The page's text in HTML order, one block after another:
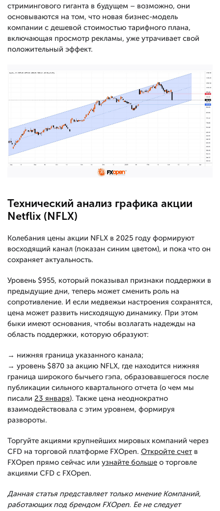
стримингового гиганта в будущем – возможно, они
основываются на том, что новая бизнес-модель
компании с дешевой стоимостью тарифного плана,
включающая просмотр рекламы, уже утрачивает свой
положительный эффект.
Технический анализ графика акции
Netflix (NFLX)
Колебания цены акции NFLX в 2025 году формируют
восходящий канал (показан синим цветом), и пока что он
сохраняет актуальность.
Уровень $955, который показывал признаки поддержки в
предыдущие дни, теперь может сменить роль на
сопротивление. И если медвежьи настроения сохранятся,
цена может развить нисходящую динамику. При этом
быки имеют основания, чтобы возлагать надежды на
область поддержки, которую образуют:
→ нижняя граница указанного канала;
→ уровень $870 за акцию NFLX, где находится нижняя
граница широкого бычьего гэпа, образовавшегося после
публикации сильного квартального отчета (о чем мы
писали 23 января). Также цена неоднократно
взаимодействовала с этим уровнем, формируя
развороты.
Торгуйте акциями крупнейших мировых компаний через
CFD на торговой платформе FXOpen. Откройте счет в
FXOpen прямо сейчас или узнайте больше о торговле
акциями CFD с FXOpen.
Данная статья представляет только мнение Компаний,
работающих под брендом FXOpen. Ее не следует